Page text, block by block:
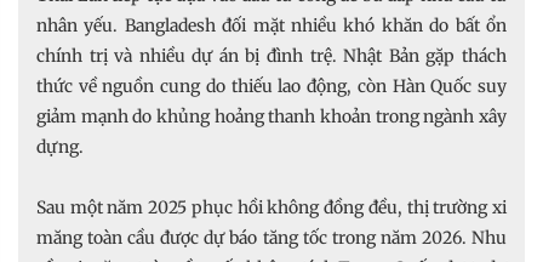
nhân yếu. Bangladesh đối mặt nhiều khó khăn do bất ổn
chính trị và nhiều dự án bị đình trệ. Nhật Bản gặp thách
thức về nguồn cung do thiếu lao động, còn Hàn Quốc suy
giảm mạnh do khủng hoảng thanh khoản trong ngành xây
dựng.
Sau một năm 2025 phục hồi không đồng đều, thị trường xi
măng toàn cầu được dự báo tăng tốc trong năm 2026. Nhu